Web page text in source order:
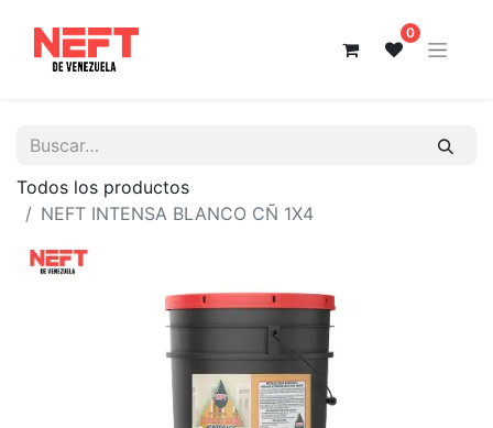
0
Todos los productos
NEFT INTENSA BLANCO CÑ 1X4